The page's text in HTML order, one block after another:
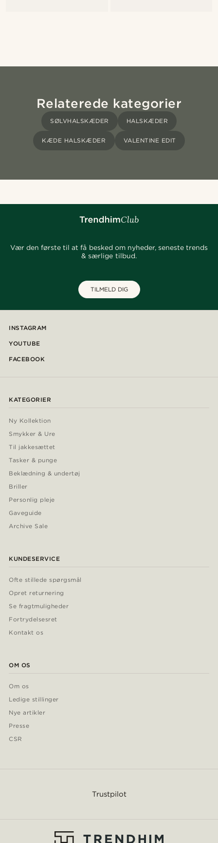
Relaterede kategorier
SØLVHALSKÆDER HALSKÆDER
KÆDE HALSKÆDER VALENTINE EDIT
Vær den første til at få besked om nyheder, seneste trends
& særlige tilbud.
TILMELD DIG
INSTAGRAM
YOUTUBE
FACEBOOK
KATEGORIER
Ny Kollektion
Smykker & Ure
Til jakkesættet
Tasker & punge
Beklædning & undertøj
Briller
Personlig pleje
Gaveguide
Archive Sale
KUNDESERVICE
Ofte stillede spørgsmål
Opret returnering
Se fragtmuligheder
Fortrydelsesret
Kontakt os
OM OS
Om os
Ledige stillinger
Nye artikler
Presse
CSR
Trustpilot